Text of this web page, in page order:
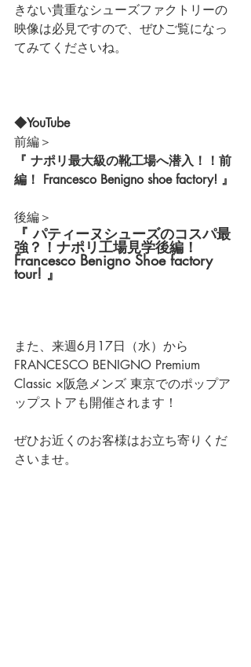
きない貴重なシューズファクトリーの
映像は必見ですので、ぜひご覧になっ
てみてくださいね。
◆YouTube
前編＞
『 ナポリ最大級の靴工場へ潜入！！前
編！ Francesco Benigno shoe factory! 』
後編＞
『 パティーヌシューズのコスパ最
強？！ナポリ工場見学後編！
Francesco Benigno Shoe factory
tour! 』
また、来週6月17日（水）から
FRANCESCO BENIGNO Premium
Classic ×阪急メンズ 東京でのポップア
ップストアも開催されます！
ぜひお近くのお客様はお立ち寄りくだ
さいませ。